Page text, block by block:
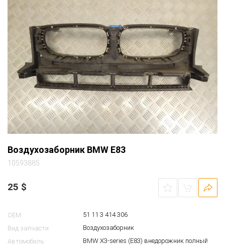
Воздухозаборник BMW E83
10593885
25 $
OEM
51 11 3 414 306
Вид запчасти
Воздухозаборник
Автомобиль
BMW X3-series (E83) внедорожник полный